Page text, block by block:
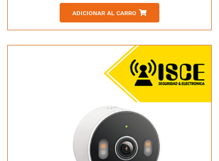
ADICIONAR AL CARRO